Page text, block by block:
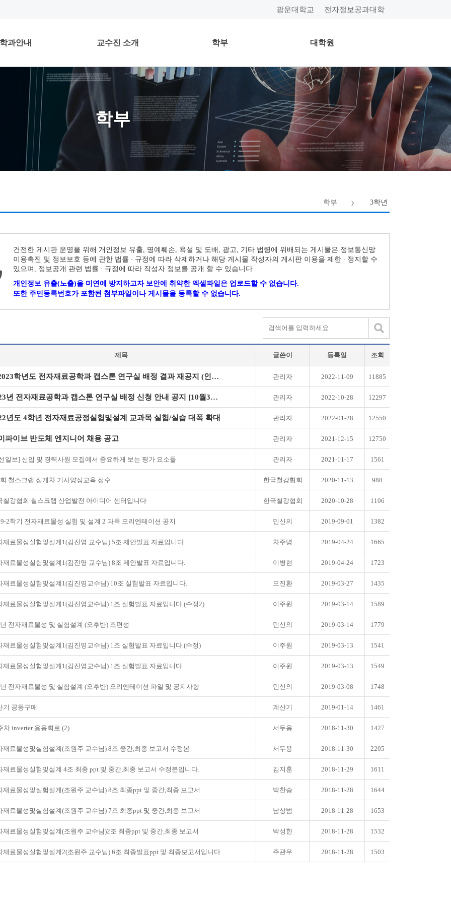
광운대학교 전자정보공과대학
과안내 교수진 소개 학부 대학원
학부
학부 3학년
건전한 게시판 운영을 위해 개인정보 유출, 명예훼손, 욕설 및 도배, 광고, 기타 법령에 위배되는 게시물은 정보통신망
이용촉진 및 정보보호 등에 관한 법률 ∙ 규정에 따라 삭제하거나 해당 게시물 작성자의 게시판 이용을 제한 ∙ 정지할 수
있으며, 정보공개 관련 법률 ∙ 규정에 따라 작성자 정보를 공개 할 수 있습니다
개인정보 유출(노출)을 미연에 방지하고자 보안에 취약한 엑셀파일은 업로드할 수 없습니다.
또한 주민등록번호가 포함된 첨부파일이나 게시물을 등록할 수 없습니다.
제목 글쓴이 등록일 조회
▶2023학년도 전자재료공학과 캡스톤 연구실 배정 결과 재공지 (인원 추가 및 재배정) 관리자 2022-11-09 11885
2023년 전자재료공학과 캡스톤 연구실 배정 신청 안내 공지 [10월31일(월)~11월4일(금)] 관리자 2022-10-28 12297
년도 4학년 전자재료공정실험및설계 교과목 실험/실습 대폭 확대 관리자 2022-01-28 12550
파이브 반도체 엔지니어 채용 공고 관리자 2021-12-15 12750
일보] 신입 및 경력사원 모집에서 중요하게 보는 평가 요소들 관리자 2021-11-17 1561
철스크랩 집게차 기사양성교육 접수 한국철강협회 2020-11-13 988
철강협회 철스크랩 산업발전 아이디어 센터입니다 한국철강협회 2020-10-28 1106
2학기 전자재료물성 실험 및 설계 2 과목 오리엔테이션 공지 민신의 2019-09-01 1382
재료물성실험및설계1(김진영 교수님) 5조 제안발표 자료입니다. 차주명 2019-04-24 1665
재료물성실험및설계1(김진영 교수님) 8조 제안발표 자료입니다. 이병현 2019-04-24 1723
재료물성실험및설계1(김진영교수님) 10조 실험발표 자료입니다. 오진환 2019-03-27 1435
재료물성실험및설계1(김진영교수님) 1조 실험발표 자료입니다.(수정2) 이주원 2019-03-14 1589
전자재료물성 및 실험설계 (오후반) 조편성 민신의 2019-03-14 1779
재료물성실험및설계1(김진영교수님) 1조 실험발표 자료입니다.(수정) 이주원 2019-03-13 1541
재료물성실험및설계1(김진영교수님) 1조 실험발표 자료입니다. 이주원 2019-03-13 1549
전자재료물성 및 실험설계 (오후반) 오리엔테이션 파일 및 공지사항 민신의 2019-03-08 1748
기 공동구매 계산기 2019-01-14 1461
차 inverter 응용회로 (2) 서두용 2018-11-30 1427
재료물성및실험설계(조원주 교수님) 8조 중간,최종 보고서 수정본 서두용 2018-11-30 2205
재료물성실험및설계 4조 최종 ppt 및 중간,최종 보고서 수정본입니다. 김지훈 2018-11-29 1611
재료물성및실험설계(조원주 교수님) 8조 최종ppt 및 중간,최종 보고서 박찬승 2018-11-28 1644
재료물성및실험설계(조원주 교수님) 7조 최종ppt 및 중간,최종 보고서 남상범 2018-11-28 1653
재료물성실험및설계(조원주 교수님)2조 최종ppt 및 중간,최종 보고서 박성한 2018-11-28 1532
재료물성실험및설계2(조원주 교수님) 6조 최종발표ppt 및 최종보고서입니다 주관우 2018-11-28 1503